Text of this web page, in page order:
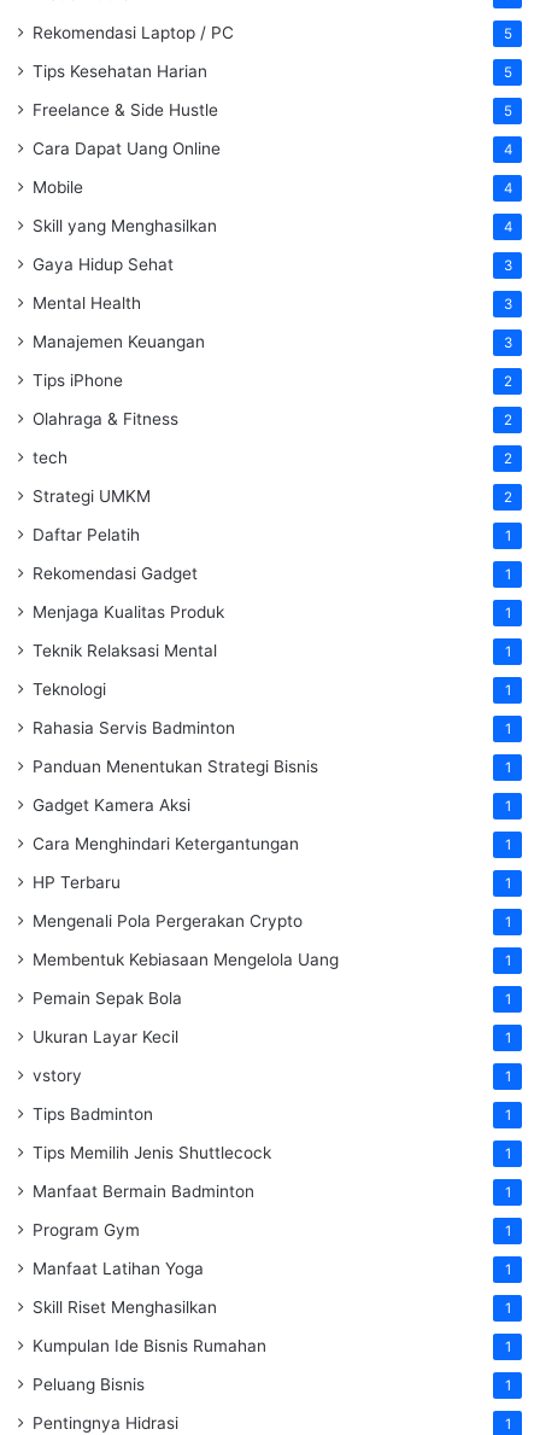
Rekomendasi Laptop / PC 5
Tips Kesehatan Harian 5
Freelance & Side Hustle 5
Cara Dapat Uang Online 4
Mobile 4
Skill yang Menghasilkan 4
Gaya Hidup Sehat 3
Mental Health 3
Manajemen Keuangan 3
Tips iPhone 2
Olahraga & Fitness 2
tech 2
Strategi UMKM 2
Daftar Pelatih 1
Rekomendasi Gadget 1
Menjaga Kualitas Produk 1
Teknik Relaksasi Mental 1
Teknologi 1
Rahasia Servis Badminton 1
Panduan Menentukan Strategi Bisnis 1
Gadget Kamera Aksi 1
Cara Menghindari Ketergantungan 1
HP Terbaru 1
Mengenali Pola Pergerakan Crypto 1
Membentuk Kebiasaan Mengelola Uang 1
Pemain Sepak Bola 1
Ukuran Layar Kecil 1
vstory 1
Tips Badminton 1
Tips Memilih Jenis Shuttlecock 1
Manfaat Bermain Badminton 1
Program Gym 1
Manfaat Latihan Yoga 1
Skill Riset Menghasilkan 1
Kumpulan Ide Bisnis Rumahan 1
Peluang Bisnis 1
Pentingnya Hidrasi 1